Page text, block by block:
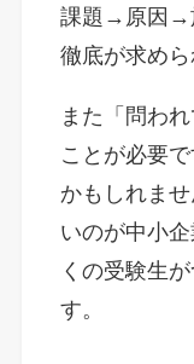
課題→原因→
徹底が求めら
また「問わ
ことが必要
かもしれま
いのが中小
くの受験生
す。